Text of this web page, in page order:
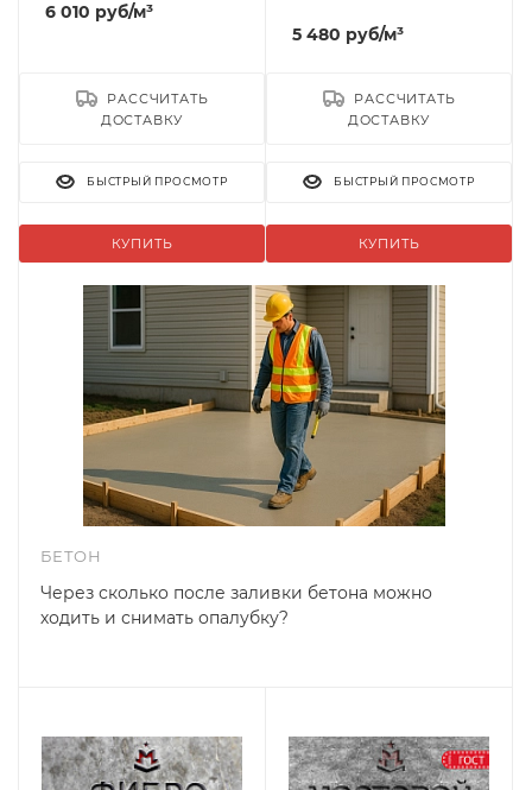
6 010 руб/м³
КУПИТЬ
РАССЧИТАТЬ
ДОСТАВКУ
БЫСТРЫЙ ПРОСМОТР
5 480 руб/м³
КУПИТЬ
РАССЧИТАТЬ
ДОСТАВКУ
БЫСТРЫЙ ПРОСМОТР
БЕТОН
Через сколько после заливки бетона можно
ходить и снимать опалубку?